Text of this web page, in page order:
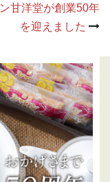
甘洋堂が創業50年
を迎えました